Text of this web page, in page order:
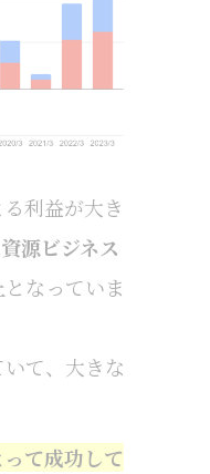
利益が大き
資源ビジネス
となっていま
て、大きな
て成功して